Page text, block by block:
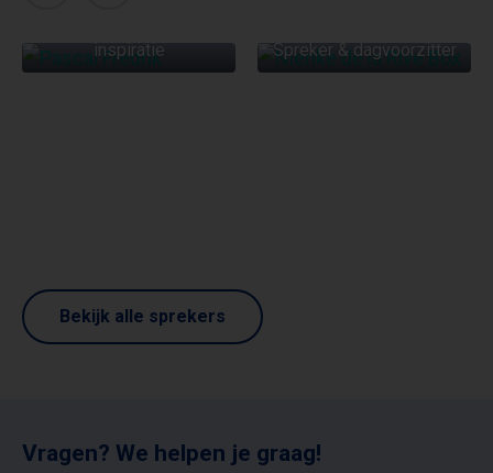
inspiratie
Spreker & dagvoorzitter
Bekijk alle sprekers
Vragen? We helpen je graag!